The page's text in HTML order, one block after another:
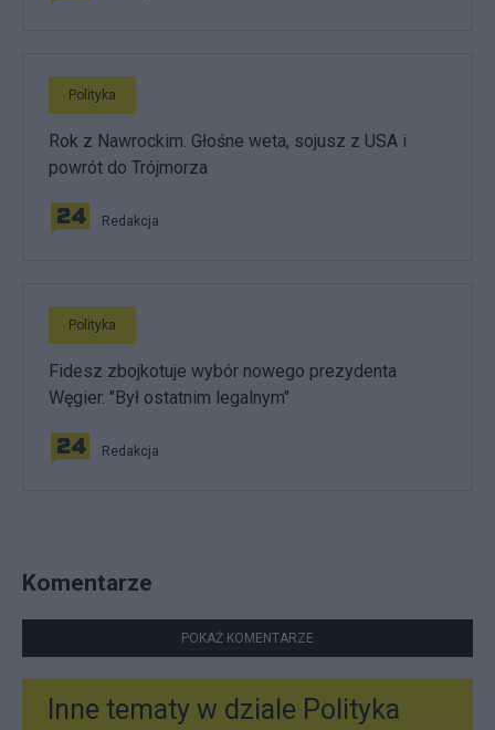
Polityka
Rok z Nawrockim. Głośne weta, sojusz z USA i
powrót do Trójmorza
Redakcja
Polityka
Fidesz zbojkotuje wybór nowego prezydenta
Węgier. "Był ostatnim legalnym"
Redakcja
Komentarze
POKAŻ KOMENTARZE
Inne tematy w dziale Polityka